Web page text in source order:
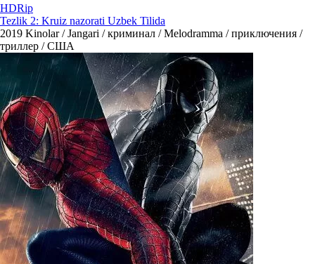
HDRip
Tezlik 2: Kruiz nazorati Uzbek Tilida
2019 Kinolar / Jangari / криминал / Melodramma / приключения /
триллер / США